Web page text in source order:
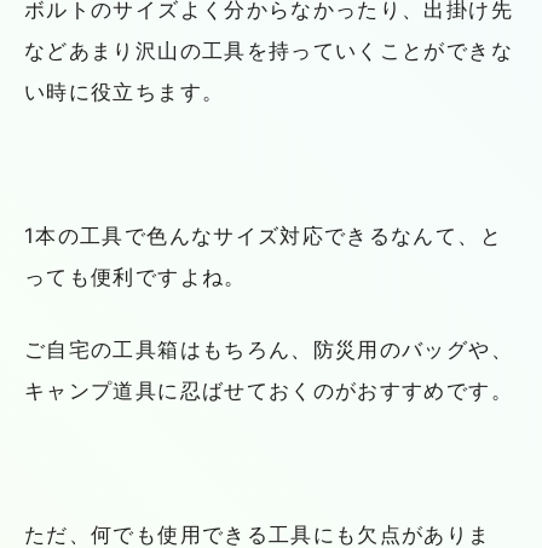
ボルトのサイズよく分からなかったり、出掛け先
などあまり沢山の工具を持っていくことができな
い時に役立ちます。
1本の工具で色んなサイズ対応できるなんて、と
っても便利ですよね。
ご自宅の工具箱はもちろん、防災用のバッグや、
キャンプ道具に忍ばせておくのがおすすめです。
ただ、何でも使用できる工具にも欠点がありま